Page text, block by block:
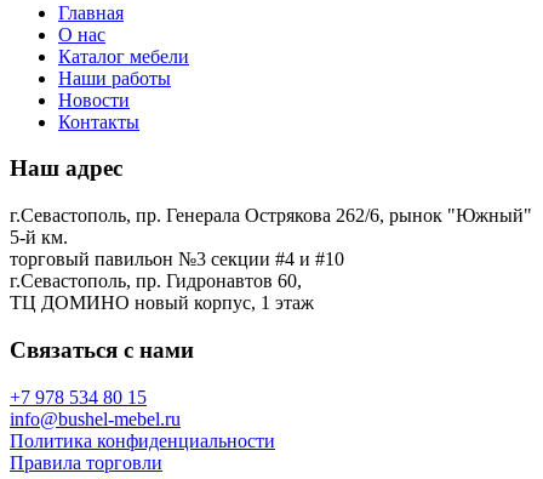
Главная
О нас
Каталог мебели
Наши работы
Новости
Контакты
Наш адрес
г.Севастополь, пр. Генерала Острякова 262/6, рынок "Южный"
5-й км.
торговый павильон №3 секции #4 и #10
г.Севастополь, пр. Гидронавтов 60,
ТЦ ДОМИНО новый корпус, 1 этаж
Связаться с нами
+7 978 534 80 15
info@bushel-mebel.ru
Политика конфиденциальности
Правила торговли